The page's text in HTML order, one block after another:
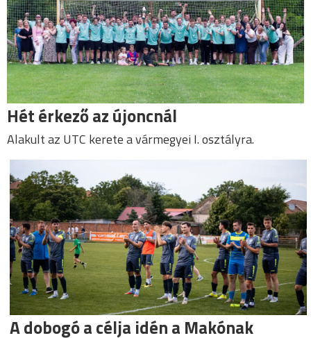
Hét érkező az újoncnál
Alakult az UTC kerete a vármegyei I. osztályra.
A dobogó a célja idén a Makónak